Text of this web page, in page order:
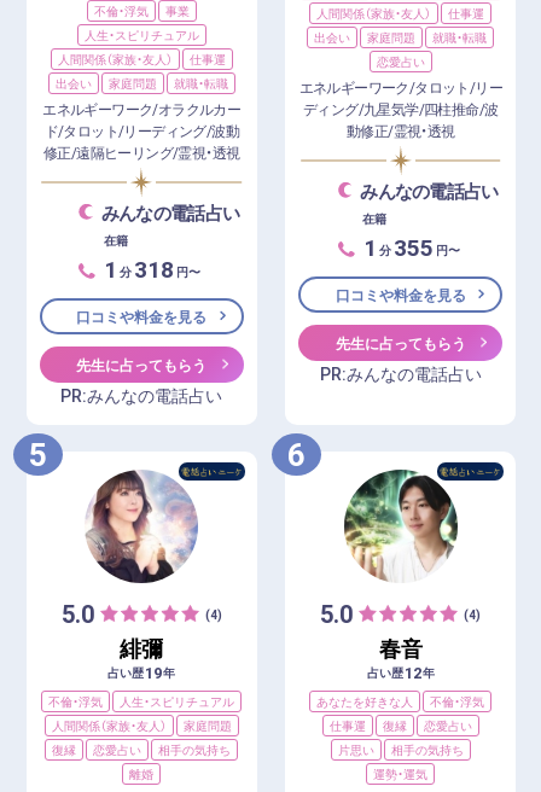
不倫・浮気
事業
人生・スピリチュアル
人間関係（家族・友人）
仕事運
出会い
家庭問題 就職・転職
エネルギーワーク/オラクルカー
ド/タロット/リーディング/波動
修正/遠隔ヒーリング/霊視・透視
みんなの電話占い
在籍
1 分 318 円〜
口コミや料金を見る
先生に占ってもらう
PR:みんなの電話占い
人間関係（家族・友人）
仕事運
出会い
家庭問題
就職・転職
恋愛占い
エネルギーワーク/タロット/リー
ディング/九星気学/四柱推命/波
動修正/霊視・透視
みんなの電話占い
在籍
1 分 355 円〜
口コミや料金を見る
先生に占ってもらう
PR:みんなの電話占い
5
5.0 (4)
緋彌
占い歴19年
不倫・浮気
人生・スピリチュアル
人間関係（家族・友人）
家庭問題
復縁
恋愛占い
相手の気持ち
離婚
6
5.0 (4)
春音
占い歴12年
あなたを好きな人
不倫・浮気
仕事運
復縁
恋愛占い
片思い
相手の気持ち
運勢・運気